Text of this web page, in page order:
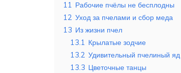
11 Рабочие пчёлы не бесплодны
12 Уход за пчелами и сбор меда
13 Из жизни пчел
13.1 Крылатые зодчие
13.2 Удивительный пчелиный яд
13.3 Цветочные танцы